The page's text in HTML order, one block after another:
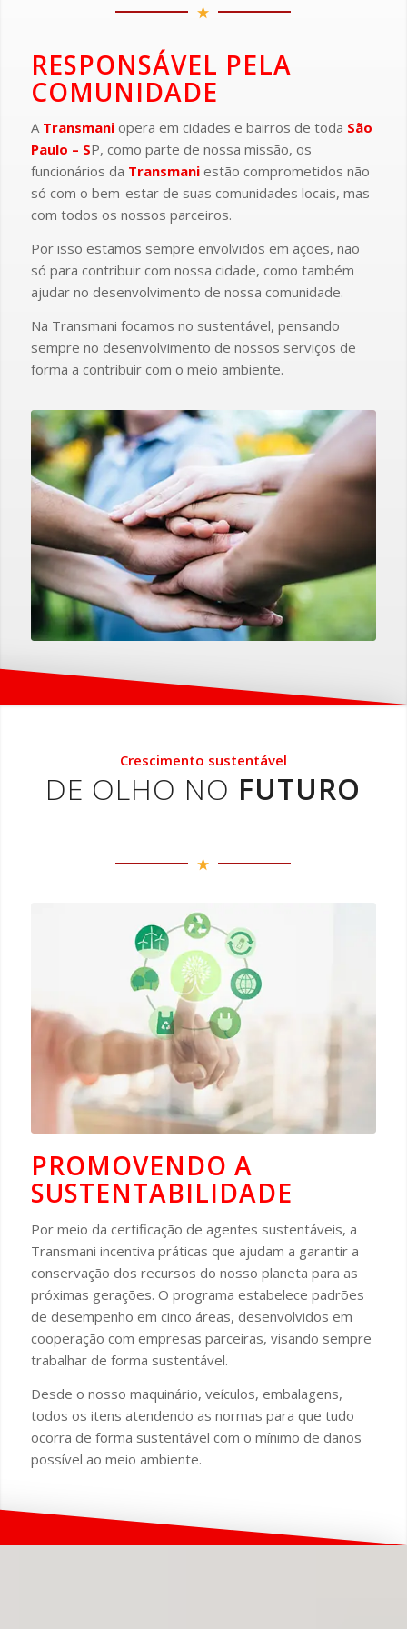
RESPONSÁVEL PELA
COMUNIDADE
A Transmaniopera em cidades e bairros de toda São
Paulo – SP, como parte de nossa missão, os
funcionários da Transmaniestão comprometidos não
só com o bem-estar de suas comunidades locais, mas
com todos os nossos parceiros.
Por isso estamos sempre envolvidos em ações, não
só para contribuir com nossa cidade, como também
ajudar no desenvolvimento de nossa comunidade.
Na Transmani focamos no sustentável, pensando
sempre no desenvolvimento de nossos serviços de
forma a contribuir com o meio ambiente.
Crescimento sustentável
DE OLHO NO FUTURO
PROMOVENDO A
SUSTENTABILIDADE
Por meio da certificação de agentes sustentáveis, a
Transmani incentiva práticas que ajudam a garantir a
conservação dos recursos do nosso planeta para as
próximas gerações. O programa estabelece padrões
de desempenho em cinco áreas, desenvolvidos em
cooperação com empresas parceiras, visando sempre
trabalhar de forma sustentável.
Desde o nosso maquinário, veículos, embalagens,
todos os itens atendendo as normas para que tudo
ocorra de forma sustentável com o mínimo de danos
possível ao meio ambiente.